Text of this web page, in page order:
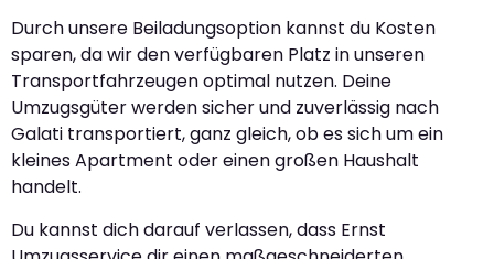
Durch unsere Beiladungsoption kannst du Kosten
sparen, da wir den verfügbaren Platz in unseren
Transportfahrzeugen optimal nutzen. Deine
Umzugsgüter werden sicher und zuverlässig nach
Galati transportiert, ganz gleich, ob es sich um ein
kleines Apartment oder einen großen Haushalt
handelt.
Du kannst dich darauf verlassen, dass Ernst